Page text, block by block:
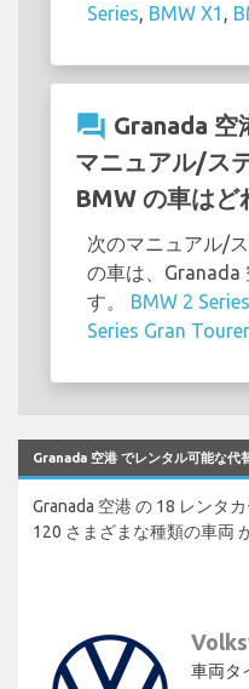
Series BMW X1
question_answer Granada 空
マニュアル/ス
BMW の車はど
次のマニュアル/
の車は、Granada
す。 BMW 2
Series Gran Tourer
Granada 空港 でレンタル可能な代
Granada 空港 の 18 レンタ
120 さまざまな種類の車両
車両タ